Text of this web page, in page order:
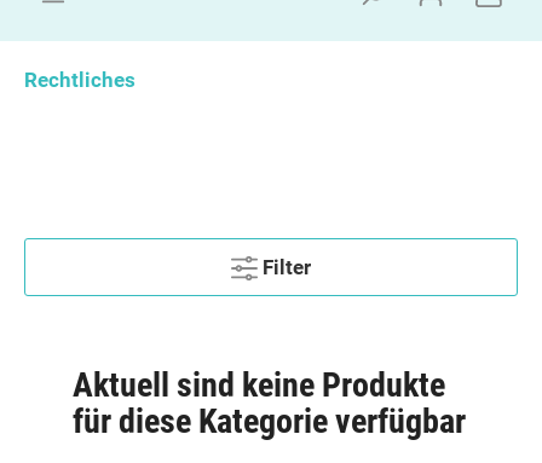
Rechtliches
Filter
Aktuell sind keine Produkte
für diese Kategorie verfügbar